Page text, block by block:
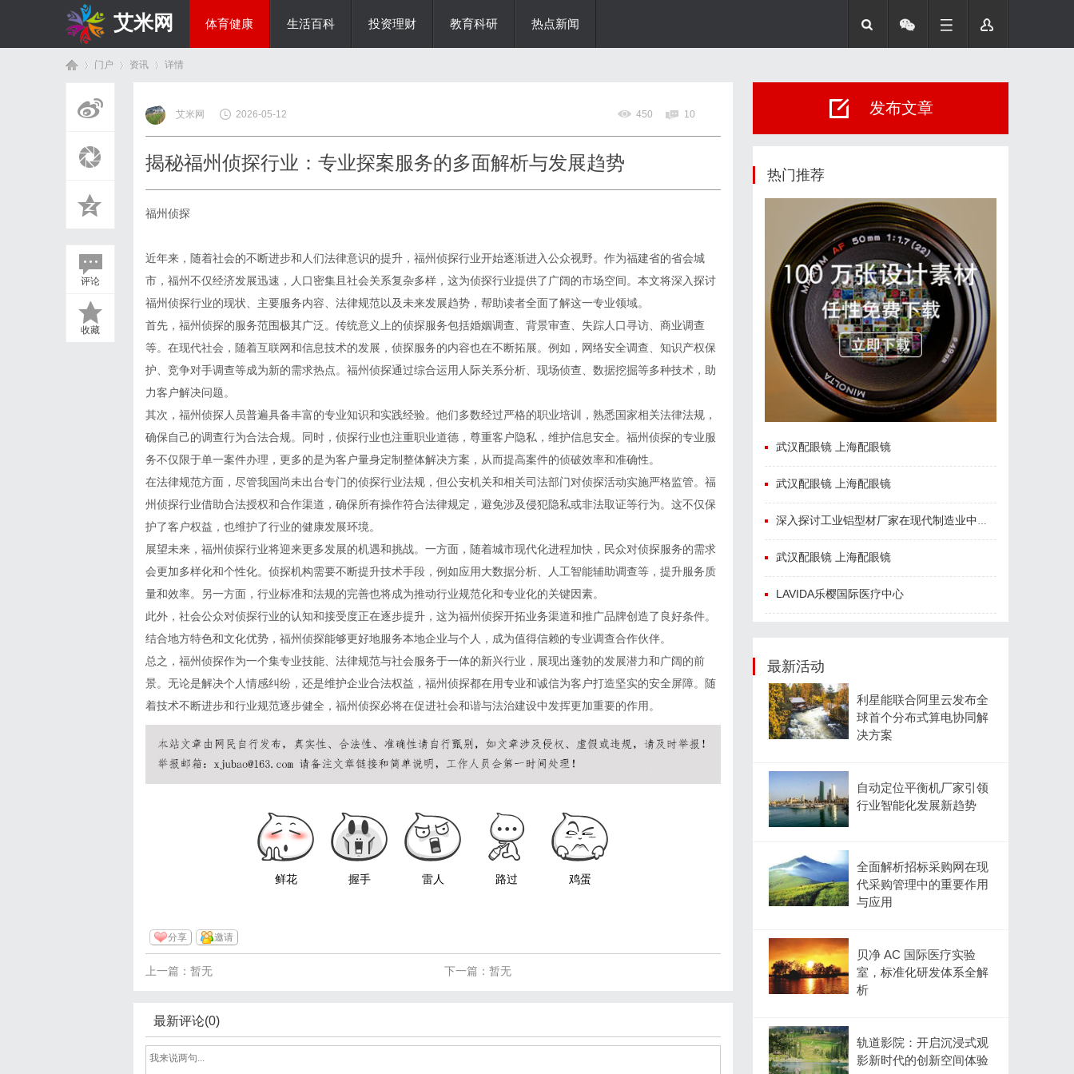
艾米网 体育健康 生活百科 投资理财 教育科研 热点新闻
门户 资讯
›
详情
评论
收藏
艾米网 2026-05-12 450 10
揭秘福州侦探行业：专业探案服务的多面解析与发展趋势
福州侦探
近年来，随着社会的不断进步和人们法律意识的提升，福州侦探行业开始逐渐进入公众视野。作为福建省的省会城
市，福州不仅经济发展迅速，人口密集且社会关系复杂多样，这为侦探行业提供了广阔的市场空间。本文将深入探讨
福州侦探行业的现状、主要服务内容、法律规范以及未来发展趋势，帮助读者全面了解这一专业领域。
首先，福州侦探的服务范围极其广泛。传统意义上的侦探服务包括婚姻调查、背景审查、失踪人口寻访、商业调查
等。在现代社会，随着互联网和信息技术的发展，侦探服务的内容也在不断拓展。例如，网络安全调查、知识产权保
护、竞争对手调查等成为新的需求热点。福州侦探通过综合运用人际关系分析、现场侦查、数据挖掘等多种技术，助
力客户解决问题。
其次，福州侦探人员普遍具备丰富的专业知识和实践经验。他们多数经过严格的职业培训，熟悉国家相关法律法规，
确保自己的调查行为合法合规。同时，侦探行业也注重职业道德，尊重客户隐私，维护信息安全。福州侦探的专业服
务不仅限于单一案件办理，更多的是为客户量身定制整体解决方案，从而提高案件的侦破效率和准确性。
在法律规范方面，尽管我国尚未出台专门的侦探行业法规，但公安机关和相关司法部门对侦探活动实施严格监管。福
州侦探行业借助合法授权和合作渠道，确保所有操作符合法律规定，避免涉及侵犯隐私或非法取证等行为。这不仅保
护了客户权益，也维护了行业的健康发展环境。
展望未来，福州侦探行业将迎来更多发展的机遇和挑战。一方面，随着城市现代化进程加快，民众对侦探服务的需求
会更加多样化和个性化。侦探机构需要不断提升技术手段，例如应用大数据分析、人工智能辅助调查等，提升服务质
量和效率。另一方面，行业标准和法规的完善也将成为推动行业规范化和专业化的关键因素。
此外，社会公众对侦探行业的认知和接受度正在逐步提升，这为福州侦探开拓业务渠道和推广品牌创造了良好条件。
结合地方特色和文化优势，福州侦探能够更好地服务本地企业与个人，成为值得信赖的专业调查合作伙伴。
总之，福州侦探作为一个集专业技能、法律规范与社会服务于一体的新兴行业，展现出蓬勃的发展潜力和广阔的前
景。无论是解决个人情感纠纷，还是维护企业合法权益，福州侦探都在用专业和诚信为客户打造坚实的安全屏障。随
着技术不断进步和行业规范逐步健全，福州侦探必将在促进社会和谐与法治建设中发挥更加重要的作用。
鲜花 握手 雷人 路过 鸡蛋
分享 邀请
下一篇：暂无
上一篇：暂无
最新评论(0)
发布文章
热门推荐
武汉配眼镜 上海配眼镜
武汉配眼镜 上海配眼镜
深入探讨工业铝型材厂家在现代制造业中的重要角色与发展趋势
武汉配眼镜 上海配眼镜
LAVIDA乐樱国际医疗中心
最新活动
利星能联合阿里云发布全
球首个分布式算电协同解
决方案
自动定位平衡机厂家引领
行业智能化发展新趋势
全面解析招标采购网在现
代采购管理中的重要作用
与应用
贝净 AC 国际医疗实验
室，标准化研发体系全解
析
轨道影院：开启沉浸式观
影新时代的创新空间体验